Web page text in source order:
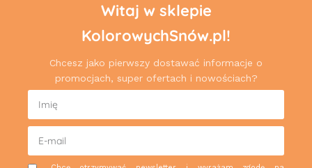
Witaj w sklepie
KolorowychSnów.pl!
Chcesz jako pierwszy dostawać informacje o
promocjach, super ofertach i nowościach?